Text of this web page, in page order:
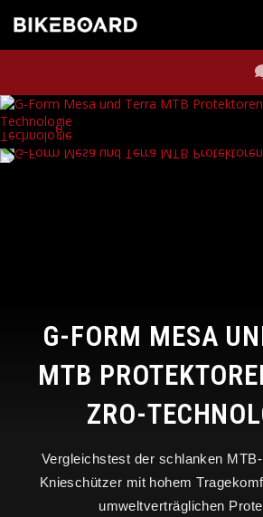
G-FORM MESA
MTB
ZRO-
Vergleichstest der schlanken
Knieschützer mit hohem
umweltverträglichen